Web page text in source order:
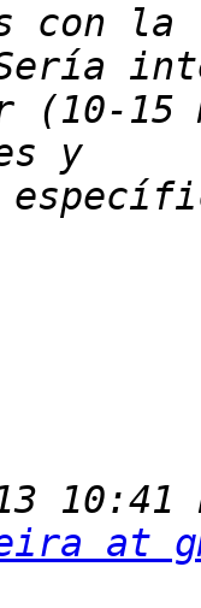
con la
(10-
10:41
at